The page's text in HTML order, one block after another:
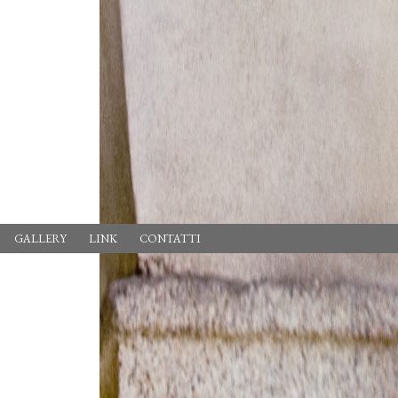
GALLERY LINK CONTATTI